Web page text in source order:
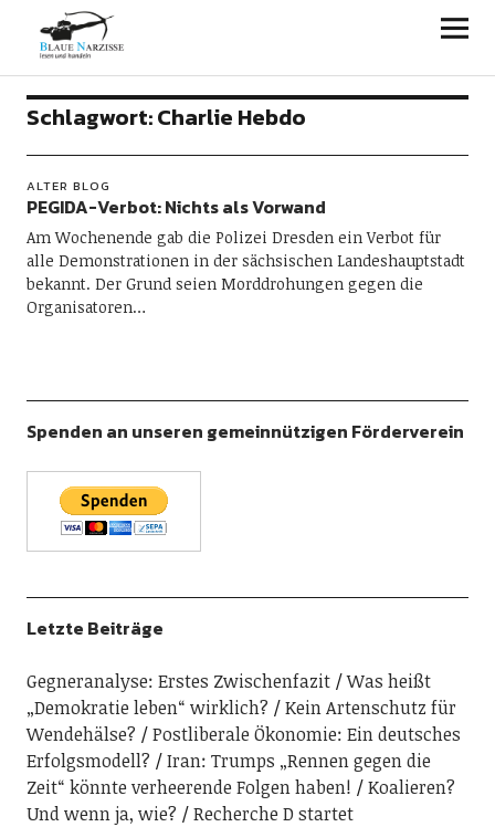
Blaue Narzisse
Schlagwort:Charlie Hebdo
ALTER BLOG
PEGIDA-Verbot: Nichts als Vorwand
Am Wochenende gab die Polizei Dresden ein Verbot für
alle Demonstrationen in der sächsischen Landeshauptstadt
bekannt. Der Grund seien Morddrohungen gegen die
Organisatoren…
Spenden an unseren gemeinnützigen Förderverein
Letzte Beiträge
Gegneranalyse: Erstes Zwischenfazit
Was heißt
„Demokratie leben“ wirklich?
Kein Artenschutz für
Wendehälse?
Postliberale Ökonomie: Ein deutsches
Erfolgsmodell?
Iran: Trumps „Rennen gegen die
Zeit“ könnte verheerende Folgen haben!
Koalieren?
Und wenn ja, wie?
Recherche D startet